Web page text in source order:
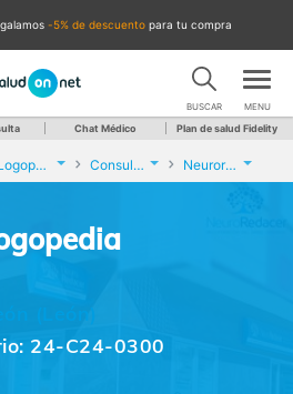
-5% de descuento para tu compra
BUSCAR MENU
Chat Médico Plan de salud Fidelity
Logopedia Consulta de Logopedia Neuroredacer
24-C24-0300